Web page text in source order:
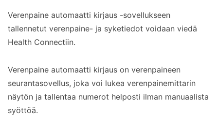
Verenpaine automaatti kirjaus -sovellukseen
tallennetut verenpaine- ja syketiedot voidaan viedä
Health Connectiin.
Verenpaine automaatti kirjaus on verenpaineen
seurantasovellus, joka voi lukea verenpainemittarin
näytön ja tallentaa numerot helposti ilman manuaalista
syöttöä.